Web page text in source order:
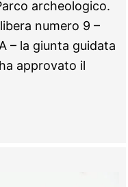
archeologico.
numero 9 –
– la giunta guidata
approvato il